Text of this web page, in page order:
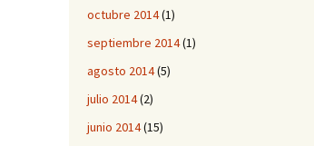
octubre 2014(1)
septiembre 2014(1)
agosto 2014(5)
julio 2014(2)
junio 2014(15)